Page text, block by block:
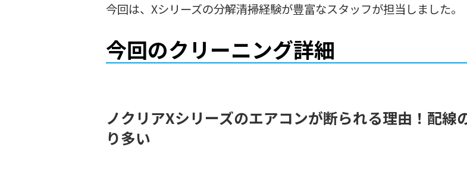
今回は、Xシリーズの分解清掃経験が豊富なスタッフが担当しました。
今回のクリーニング詳細
ノクリアXシリーズのエアコンが断られる理由！配線
り多い